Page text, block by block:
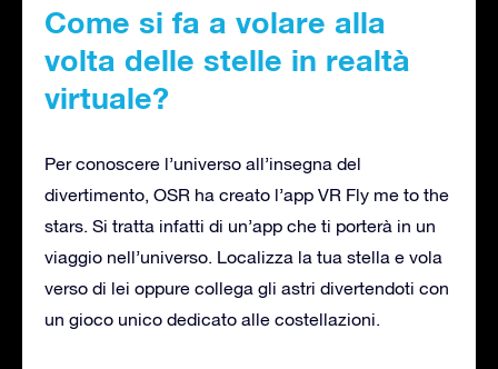
Come si fa a volare alla
volta delle stelle in realtà
virtuale?
Per conoscere l’universo all’insegna del
divertimento, OSR ha creato l’app VR Fly me to the
stars. Si tratta infatti di un’app che ti porterà in un
viaggio nell’universo. Localizza la tua stella e vola
verso di lei oppure collega gli astri divertendoti con
un gioco unico dedicato alle costellazioni.